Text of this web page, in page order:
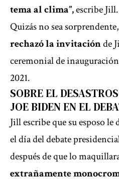
tema al clima”,escribe Jill.
Quizás no sea
rechazó la invitaciónde
ceremonial de
2021.
SOBRE EL
JOE BIDEN EN EL
Jill escribe que su esposo
el día deldebate
después de que lo
extrañamente